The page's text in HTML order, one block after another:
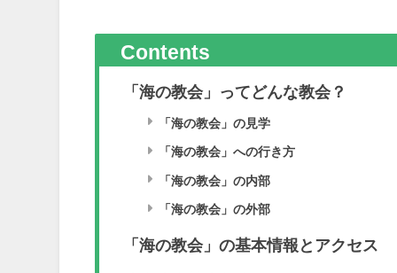
Contents
「海の教会」ってどんな教会？
「海の教会」の見学
「海の教会」への行き方
「海の教会」の内部
「海の教会」の外部
「海の教会」の基本情報とアクセス